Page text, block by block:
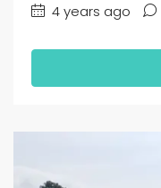
4 years ago